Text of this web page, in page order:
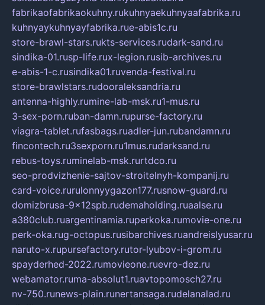
fabrikaofabrikaokuhny.rukuhnyaekuhnyaafabrika.ru
kuhnyaykuhnyayfabrika.rue-abis1c.ru
store-brawl-stars.rukts-services.rudark-sand.ru
sindika-01.rusp-life.rux-legion.rusib-archives.ru
e-abis-1-c.rusindika01.ruvenda-festival.ru
store-brawlstars.rudooraleksandria.ru
antenna-highly.rumine-lab-msk.ru1-mus.ru
3-sex-porn.ruban-damn.rupurse-factory.ru
viagra-tablet.rufasbags.ruadler-jun.rubandamn.ru
fincontech.ru3sexporn.ru1mus.rudarksand.ru
rebus-toys.ruminelab-msk.rurtdco.ru
seo-prodvizhenie-sajtov-stroitelnyh-kompanij.ru
card-voice.rurulonnyygazon177.rusnow-guard.ru
domizbrusa-9x12spb.rudemaholding.ruaalse.ru
a380club.ruargentinamia.ruperkoka.rumovie-one.ru
perk-oka.rug-octopus.rusibarchives.ruandreislyusar.ru
naruto-x.rupursefactory.rutor-lyubov-i-grom.ru
spayderhed-2022.rumovieone.ruevro-dez.ru
webamator.ruma-absolut1.ruavtopomosch27.ru
nv-750.runews-plain.runertansaga.rudelanalad.ru